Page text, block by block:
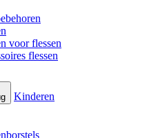
voor flessen
flessen
Kinderen